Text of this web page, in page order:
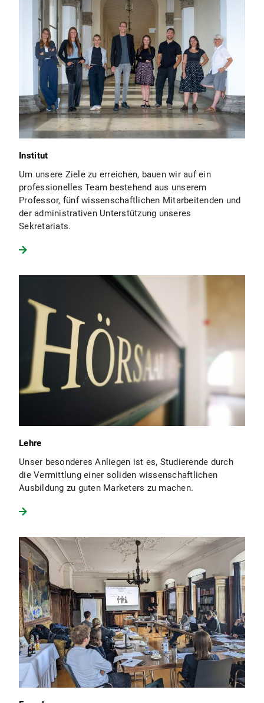
Institut
Um unsere Ziele zu erreichen, bauen wir auf ein
professionelles Team bestehend aus unserem
Professor, fünf wissenschaftlichen Mitarbeitenden und
der administrativen Unterstützung unseres
Sekretariats.
Lehre
Unser besonderes Anliegen ist es, Studierende durch
die Vermittlung einer soliden wissenschaftlichen
Ausbildung zu guten Marketers zu machen.